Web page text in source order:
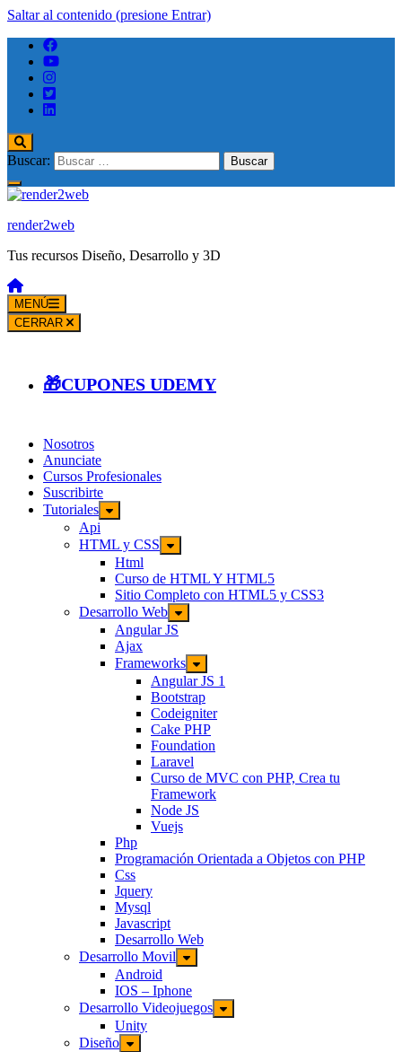
Saltar al contenido (presione Entrar)
Buscar:
render2web
Tus recursos Diseño, Desarrollo y 3D
MENÚ
CERRAR
🎁CUPONES UDEMY
Nosotros
Anunciate
Cursos Profesionales
Suscribirte
Tutoriales
Api
HTML y CSS
Html
Curso de HTML Y HTML5
Sitio Completo con HTML5 y CSS3
Desarrollo Web
Angular JS
Ajax
Frameworks
Angular JS 1
Bootstrap
Codeigniter
Cake PHP
Foundation
Laravel
Curso de MVC con PHP, Crea tu
Framework
Node JS
Vuejs
Php
Programación Orientada a Objetos con PHP
Css
Jquery
Mysql
Javascript
Desarrollo Web
Desarrollo Movil
Android
IOS – Iphone
Desarrollo Videojuegos
Unity
Diseño